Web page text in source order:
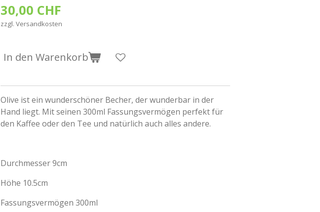
30,00 CHF
zzgl. Versandkosten
In den Warenkorb
Olive ist ein wunderschöner Becher, der wunderbar in der
Hand liegt. Mit seinen 300ml Fassungsvermögen perfekt für
den Kaffee oder den Tee und natürlich auch alles andere.
Durchmesser 9cm
Höhe 10.5cm
Fassungsvermögen 300ml